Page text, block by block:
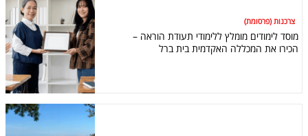
צרכנות (פרסומת)
מוסד לימודים מומלץ ללימודי תעודת הוראה –
הכירו את המכללה האקדמית בית ברל